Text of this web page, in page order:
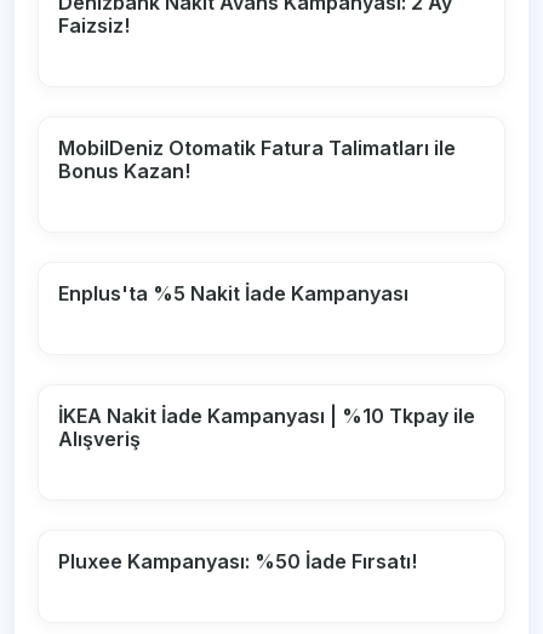
Faizsiz!
MobilDeniz Otomatik Fatura Talimatları ile
Bonus Kazan!
Enplus'ta %5 Nakit İade Kampanyası
İKEA Nakit İade Kampanyası | %10 Tkpay ile
Alışveriş
Pluxee Kampanyası: %50 İade Fırsatı!